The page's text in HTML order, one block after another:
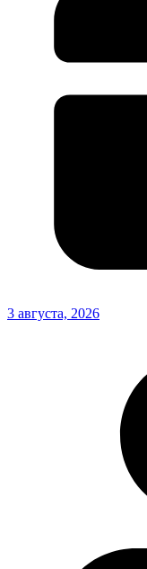
3 августа, 2026